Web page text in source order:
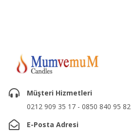
Müşteri Hizmetleri
0212 909 35 17 - 0850 840 95 82
E-Posta Adresi